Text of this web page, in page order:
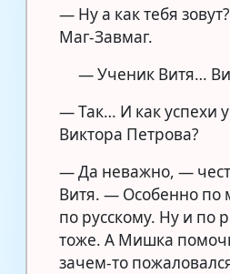
— Ну а как тебя
Маг-Завмаг.
— Ученик Витя…
— Так… И как успехи
Виктора Петрова?
— Да неважно, —
Витя. — Особенно по
по русскому. Ну и по
тоже. А Мишка
зачем-то